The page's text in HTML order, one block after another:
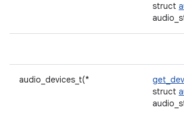
struct
audio_devices_t(*
struct